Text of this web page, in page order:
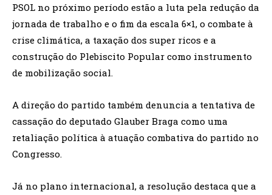
PSOL no próximo período estão a luta pela redução da
jornada de trabalho e o fim da escala 6×1, o combate à
crise climática, a taxação dos super ricos e a
construção do Plebiscito Popular como instrumento
de mobilização social.
A direção do partido também denuncia a tentativa de
cassação do deputado Glauber Braga como uma
retaliação política à atuação combativa do partido no
Congresso.
Já no plano internacional, a resolução destaca que a